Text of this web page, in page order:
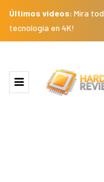
Últimos videos: Mira
tecnología en 4K!